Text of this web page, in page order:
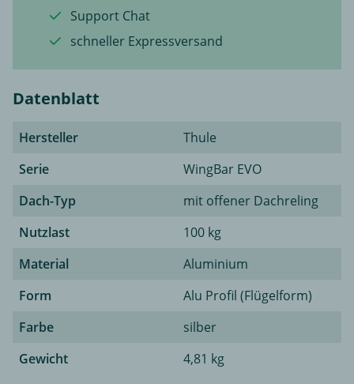
Support Chat
schneller Expressversand
Datenblatt
Hersteller
Thule
Serie
WingBar EVO
Dach-Typ
mit offener Dachreling
Nutzlast
100 kg
Material
Aluminium
Form
Alu Profil (Flügelform)
Farbe
silber
Gewicht
4,81 kg